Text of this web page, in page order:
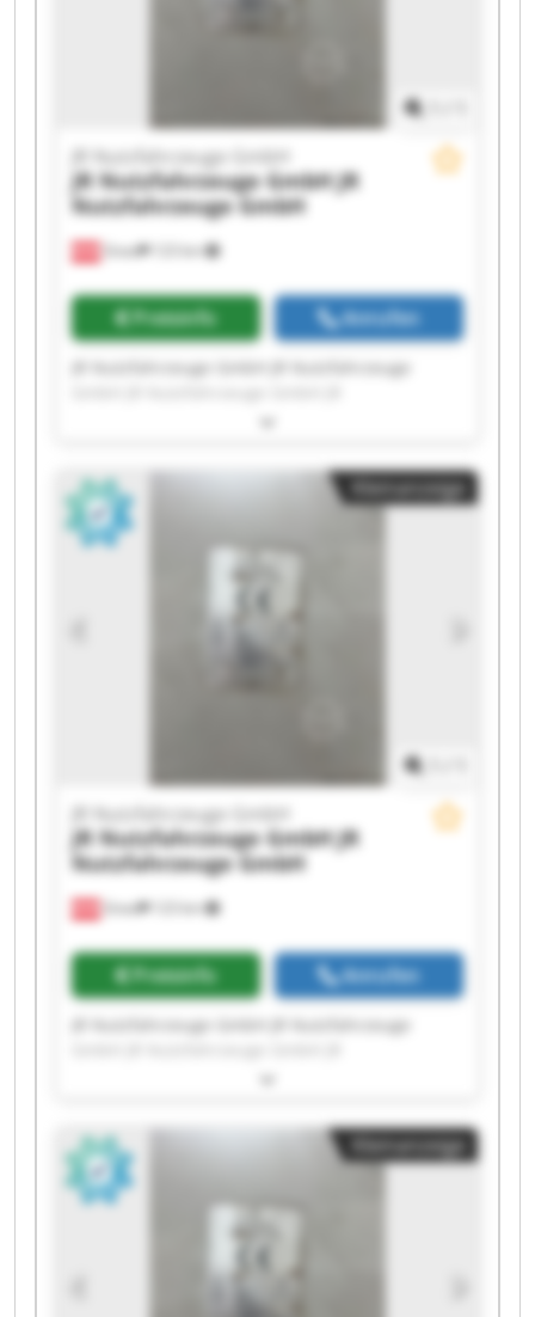
Gnas 123 km
JR Nutzfahrzeuge GmbH
JR Nutzfahrzeuge GmbHJR
Nutzfahrzeuge GmbH
Preisinfo Anrufen
JR Nutzfahrzeuge GmbH JR Nutzfahrzeuge
Nutzfahrzeuge GmbH JR Nutzfahrzeuge GmbH
GmbH JR Nutzfahrzeuge GmbH JR
Nutzfahrzeuge GmbH JR Nutzfahrzeuge GmbH
JR Nutzfahrzeuge GmbH JR Nutzfahrzeuge
GmbH JR Nutzfahrzeuge GmbH JR
Nutzfahrzeuge GmbH JR Nutzfahrzeuge GmbH
JR Nutzfahrzeuge GmbH JR Nutzfahrzeuge
GmbH JR Nutzfahrzeuge GmbH JR
Nutzfahrzeuge GmbH JR Nutzfahrzeuge GmbH
Kleinanzeige
Gnas 123 km
JR Nutzfahrzeuge GmbH
JR Nutzfahrzeuge GmbHJR
Nutzfahrzeuge GmbH
Preisinfo Anrufen
JR Nutzfahrzeuge GmbH JR Nutzfahrzeuge
Nutzfahrzeuge GmbH JR Nutzfahrzeuge GmbH
GmbH JR Nutzfahrzeuge GmbH JR
Nutzfahrzeuge GmbH JR Nutzfahrzeuge GmbH
JR Nutzfahrzeuge GmbH JR Nutzfahrzeuge
GmbH JR Nutzfahrzeuge GmbH JR
Nutzfahrzeuge GmbH JR Nutzfahrzeuge GmbH
JR Nutzfahrzeuge GmbH JR Nutzfahrzeuge
GmbH JR Nutzfahrzeuge GmbH JR
Nutzfahrzeuge GmbH JR Nutzfahrzeuge GmbH
Kleinanzeige